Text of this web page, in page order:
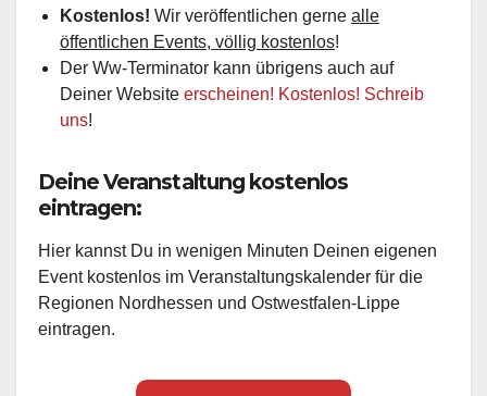
Kostenlos! Wir veröffentlichen gerne alle
öffentlichen Events, völlig kostenlos!
Der Ww-Terminator kann übrigens auch auf
Deiner Website erscheinen! Kostenlos! Schreib
uns!
Deine Veranstaltung kostenlos
eintragen:
Hier kannst Du in wenigen Minuten Deinen eigenen
Event kostenlos im Veranstaltungskalender für die
Regionen Nordhessen und Ostwestfalen-Lippe
eintragen.